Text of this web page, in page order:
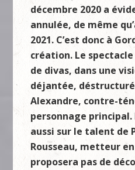
décembre 2020 a
annulée, de même
2021. C’est donc à
création. Le
de divas, dans une
déjantée,
Alexandre, contre-
personnage
aussi sur le talent de
Rousseau, metteur
proposera pas de